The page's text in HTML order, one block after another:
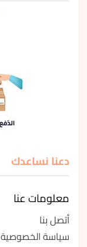
دعنا نساعدك
معلومات عنا
أتصل بنا
سياسة الخصوصية